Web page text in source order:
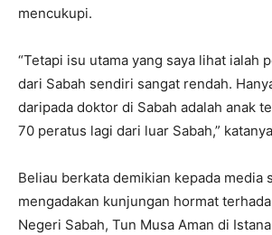
mencukupi.
“Tetapi isu utama yang saya lihat ialah
dari Sabah sendiri sangat rendah.
daripada doktor di Sabah adalah anak
70 peratus lagi dari luar Sabah,”
Beliau berkata demikian kepada media
mengadakan kunjungan hormat
Negeri Sabah, Tun Musa Aman di